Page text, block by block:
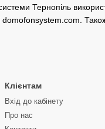
Тернопіль
Клієнтам
Вхід до кабінету
Про нас